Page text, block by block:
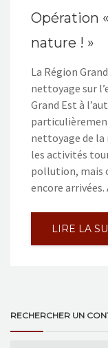
Opération
nature ! »
La Région
nettoyage sur
Grand Est à
nettoyage de la
les activités
pollution, mais
encore arrivées.
LIRE LA
RECHERCHER UN